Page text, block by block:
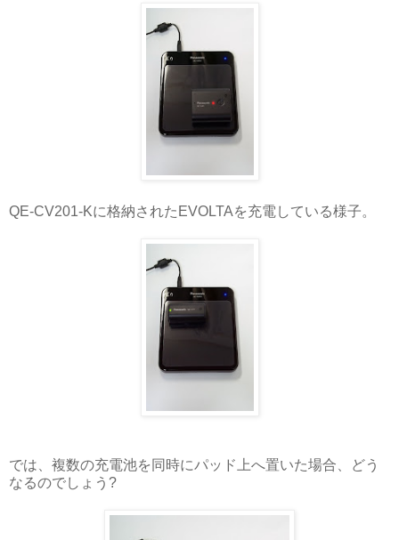
QE-CV201-Kに格納されたEVOLTAを充電している様子。
では、複数の充電池を同時にパッド上へ置いた場合、どう
なるのでしょう?